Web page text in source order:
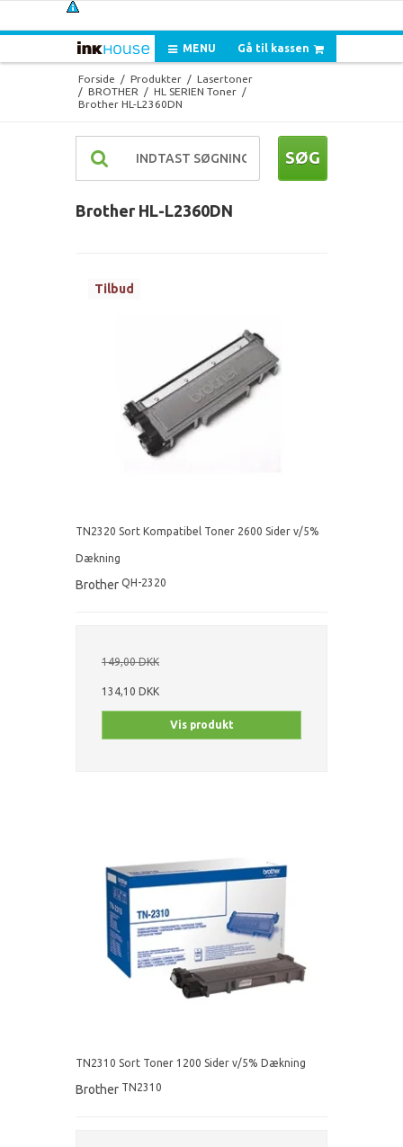
Gå til kassen
MENU
Forside / Produkter / Lasertoner
/ BROTHER / HL SERIEN Toner /
Brother HL-L2360DN
SØG
Brother HL-L2360DN
Tilbud
TN2320 Sort Kompatibel Toner 2600 Sider v/5%
Dækning
Brother QH-2320
149,00 DKK
134,10 DKK
Vis produkt
TN2310 Sort Toner 1200 Sider v/5% Dækning
Brother TN2310